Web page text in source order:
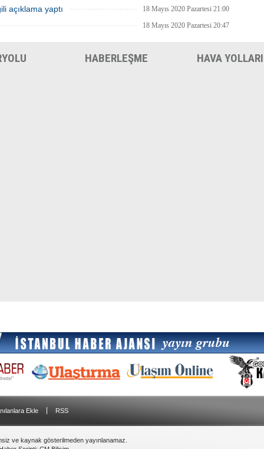
açıklama yaptı 18 Mayıs 2020 Pazartesi 21:00
18 Mayıs 2020 Pazartesi 20:47
HABERLEŞME HAVA YOLLARI
Ekle RSS
ve kaynak gösterilmeden yayınlanamaz.